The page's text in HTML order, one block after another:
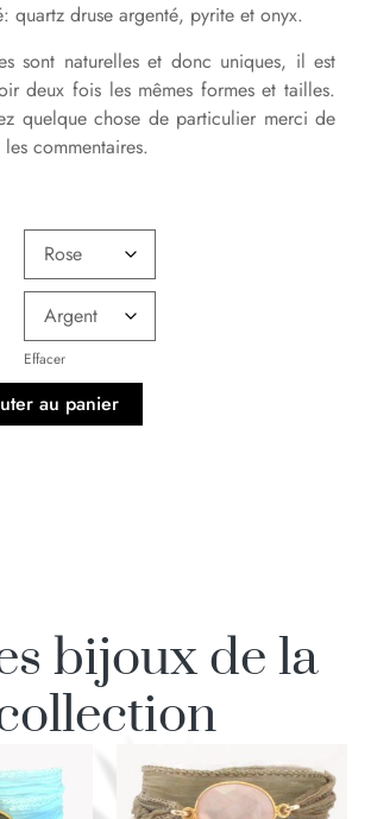
quartz druse argenté, pyrite et onyx.
sont naturelles et donc uniques, il est
deux fois les mêmes formes et tailles.
quelque chose de particulier merci de
commentaires.
Effacer
au panier
bijoux de la